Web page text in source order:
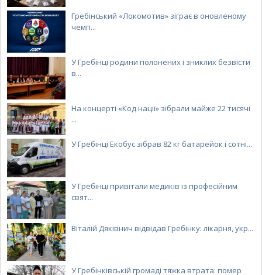
Гребінський «Локомотив» зіграє в оновленому
чемп...
У Гребінці родини полонених і зниклих безвісти
в...
На концерті «Код нації» зібрали майже 22 тисячі
...
У Гребінці Екобус зібрав 82 кг батарейок і сотні...
У Гребінці привітали медиків із професійним
свят...
Віталій Дяківнич відвідав Гребінку: лікарня, укр...
У Гребінківській громаді тяжка втрата: помер